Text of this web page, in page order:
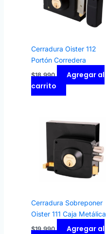
Cerradura Oister 112
Portón Corredera
$18.990
Agregar al
carrito
Cerradura Sobreponer
Oister 111 Caja Metálica
$19.990
Agregar al